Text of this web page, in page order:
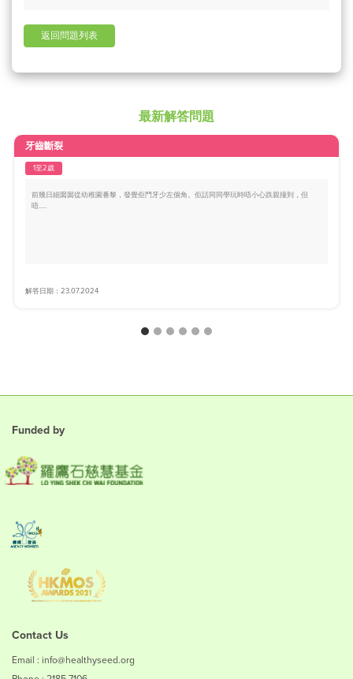
返回問題列表
最新解答問題
牙齒斷裂
1至2歲
前幾日細囡囡從幼稚園番黎，發覺佢門牙少左個角。佢話同同學玩時唔小心跌親撞到，但
唔.....
解答日期：23.07.2024
Funded by
Contact Us
Email : info@healthyseed.org